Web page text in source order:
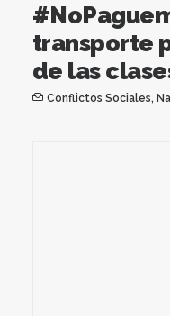
transporte
de las
Conflictos Sociales,